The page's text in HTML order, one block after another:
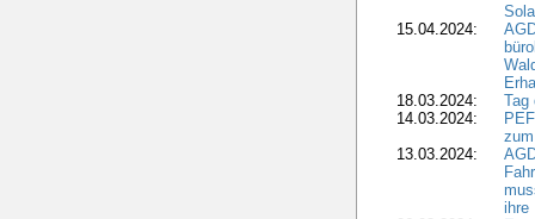
15.04.2024:
18.03.2024:
Tag
14.03.2024:
13.03.2024:
ihre